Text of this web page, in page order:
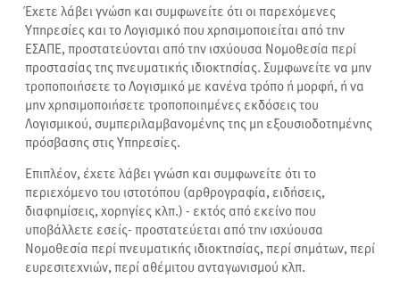
Έχετε λάβει γνώση και συμφωνείτε ότι οι παρεχόμενες
Υπηρεσίες και το Λογισμικό που χρησιμοποιείται από την
ΕΣΑΠΕ, προστατεύονται από την ισχύουσα Νομοθεσία περί
προστασίας της πνευματικής ιδιοκτησίας. Συμφωνείτε να μην
τροποποιήσετε το Λογισμικό με κανένα τρόπο ή μορφή, ή να
μην χρησιμοποιήσετε τροποποιημένες εκδόσεις του
Λογισμικού, συμπεριλαμβανομένης της μη εξουσιοδοτημένης
πρόσβασης στις Υπηρεσίες.
Επιπλέον, έχετε λάβει γνώση και συμφωνείτε ότι το
περιεχόμενο του ιστοτόπου (αρθρογραφία, ειδήσεις,
διαφημίσεις, χορηγίες κλπ.) - εκτός από εκείνο που
υποβάλλετε εσείς- προστατεύεται από την ισχύουσα
Νομοθεσία περί πνευματικής ιδιοκτησίας, περί σημάτων, περί
ευρεσιτεχνιών, περί αθέμιτου ανταγωνισμού κλπ.